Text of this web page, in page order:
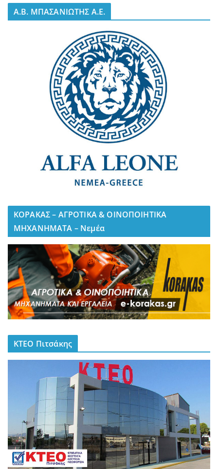
A.B. ΜΠΑΣΑΝΙΩΤΗΣ Α.Ε.
ΚΟΡΑΚΑΣ – ΑΓΡΟΤΙΚΑ & ΟΙΝΟΠΟΙΗΤΙΚΑ
ΜΗΧΑΝΗΜΑΤΑ – Νεμέα
ΚΤΕΟ Πιτσάκης